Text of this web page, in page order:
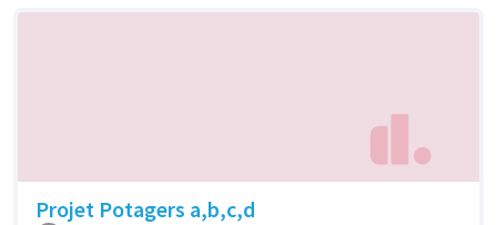
Projet Potagers a,b,c,d